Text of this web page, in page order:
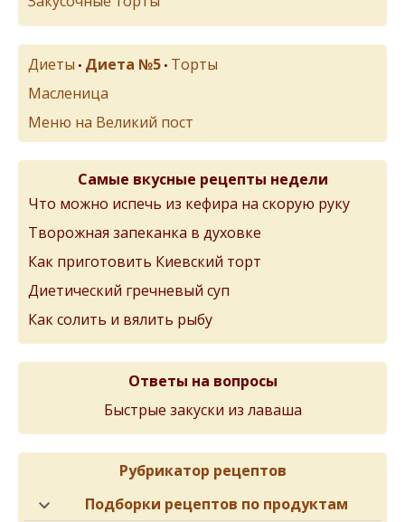
Диеты • Диета №5 • Торты
Масленица
Меню на Великий пост
Самые вкусные рецепты недели
Что можно испечь из кефира на скорую руку
Творожная запеканка в духовке
Как приготовить Киевский торт
Диетический гречневый суп
Как солить и вялить рыбу
Ответы на вопросы
Быстрые закуски из лаваша
Рубрикатор рецептов
Подборки рецептов по продуктам